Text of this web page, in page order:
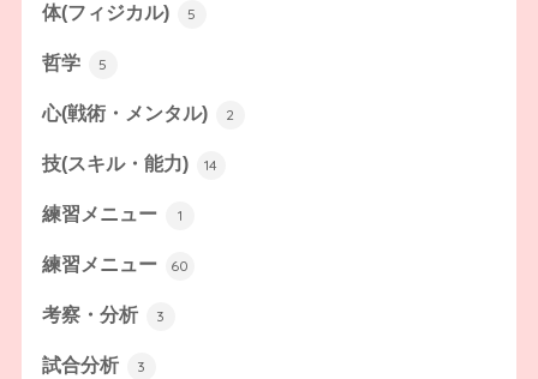
体(フィジカル) 5
哲学 5
心(戦術・メンタル) 2
技(スキル・能力) 14
練習メニュー 1
練習メニュー 60
考察・分析 3
試合分析 3